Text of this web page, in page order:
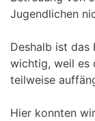
Jugendlichen
Deshalb ist das
wichtig, weil es
teilweise
Hier konnten